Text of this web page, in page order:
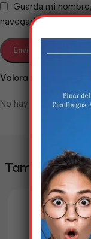
Valoraciones
No hay valoraciones
Guarda mi
navegador para la
También teEm